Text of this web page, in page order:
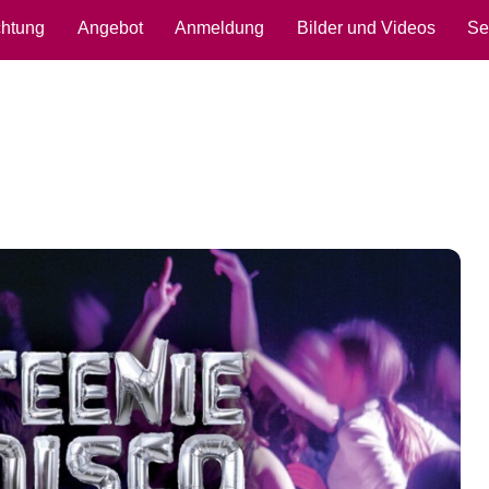
Angebot Anmeldung Bilder und Videos